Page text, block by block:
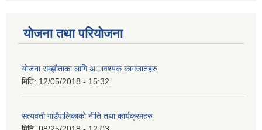
योजना तथा परियोजना
याेजना सम्झाैताका लागि अावश्यक कागजातहरु
मिति: 12/05/2018 - 15:32
सत्यवती गाउँपालिकाकाे नीति तथा कार्यक्रमहरु